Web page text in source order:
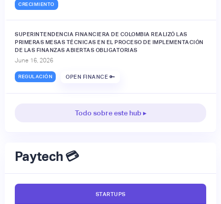
CRECIMIENTO
SUPERINTENDENCIA FINANCIERA DE COLOMBIA REALIZÓ LAS
PRIMERAS MESAS TÉCNICAS EN EL PROCESO DE IMPLEMENTACIÓN
DE LAS FINANZAS ABIERTAS OBLIGATORIAS
June 16, 2026
REGULACIÓN OPEN FINANCE 🔑
Todo sobre este hub ▸
Paytech 💳
STARTUPS